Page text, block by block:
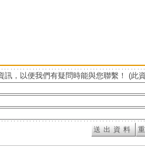
訊，以便我們有疑問時能與您聯繫！ (此